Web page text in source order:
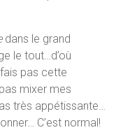
dans le grand
le tout…d’où
fais pas cette
mixer mes
très appétissante…
C’est normal!